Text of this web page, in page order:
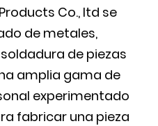
Co., ltd se
de metales,
de piezas
amplia gama de
experimentado
fabricar una pieza